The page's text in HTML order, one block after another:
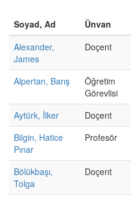
Soyad, Ad Ünvan
Alexander,
James
Doçent
Alpertan, Barış
Öğretim
Görevlisi
Aytürk, İlker Doçent
Bilgin, Hatice
Pınar
Profesör
Bölükbaşı,
Tolga
Doçent